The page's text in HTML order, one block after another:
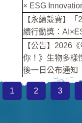
× ESG
【永續競賽】
續行動獎：
【公告】2026
你！》生物多樣
後一日公布通知
1 2 3